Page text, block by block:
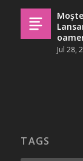
Jul 28,
TAGS